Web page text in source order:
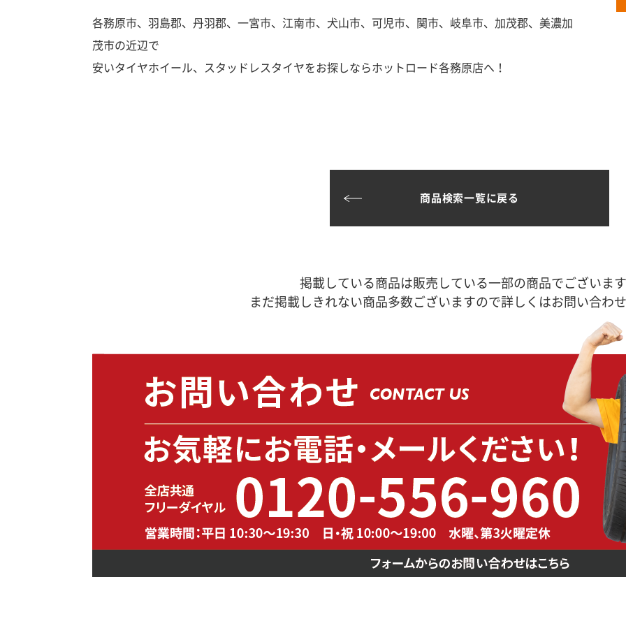
各務原市、羽島郡、丹羽郡、一宮市、江南市、犬山市、可児市、関市、岐阜市、加茂郡、美濃加
茂市の近辺で
安いタイヤホイール、スタッドレスタイヤをお探しならホットロード各務原店へ！
商品検索一覧に戻る
掲載している商品は販売している一部の商品でございます
まだ掲載しきれない商品多数ございますので詳しくはお問い合わせ